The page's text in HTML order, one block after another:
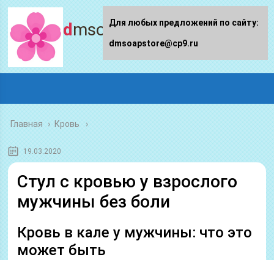
dmsoapstore.ru
Главная › Кровь
19.03.2020
Стул с кровью у взрослого
мужчины без боли
Кровь в кале у мужчины: что это
может быть
Для любых предложений по сайту:
dmsoapstore@cp9.ru